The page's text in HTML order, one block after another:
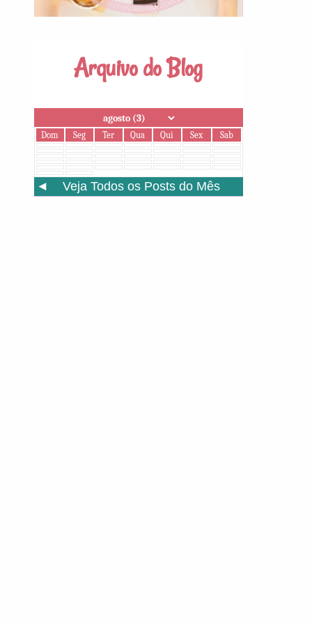
Arquivo do Blog
Dom Seg Ter Qua Qui Sex Sab
◄ Veja Todos os Posts do Mês